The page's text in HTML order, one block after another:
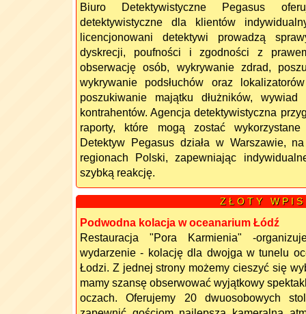
Biuro Detektywistyczne Pegasus
detektywistyczne dla klientów
licencjonowani detektywi prowadzą
dyskrecji, poufności i zgodności z
obserwację osób, wykrywanie zdrad,
wykrywanie podsłuchów oraz
poszukiwanie majątku dłużników,
kontrahentów. Agencja detektywistyczna
raporty, które mogą zostać
Detektyw Pegasus działa w Warszawie,
regionach Polski, zapewniając
szybką reakcję.
Z Ł O T Y W P I S
Podwodna kolacja w oceanarium Łódź
Restauracja "Pora Karmienia" -
wydarzenie - kolację dla dwojga w tunelu
Łodzi. Z jednej strony możemy cieszyć się
mamy szansę obserwować wyjątkowy
oczach. Oferujemy 20 dwuosobowych